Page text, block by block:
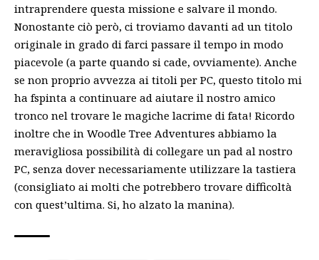
intraprendere questa missione e salvare il mondo.
Nonostante ciò però, ci troviamo davanti ad un titolo
originale in grado di farci passare il tempo in modo
piacevole (a parte quando si cade, ovviamente). Anche
se non proprio avvezza ai titoli per PC, questo titolo mi
ha fspinta a continuare ad aiutare il nostro amico
tronco nel trovare le magiche lacrime di fata! Ricordo
inoltre che in Woodle Tree Adventures abbiamo la
meravigliosa possibilità di collegare un pad al nostro
PC, senza dover necessariamente utilizzare la tastiera
(consigliato ai molti che potrebbero trovare difficoltà
con quest’ultima. Si, ho alzato la manina).